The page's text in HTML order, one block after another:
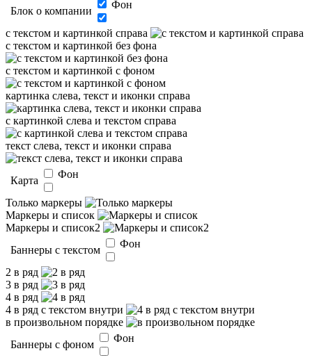
Блок о компании
Фон
с текстом и картинкой справа
с текстом и картинкой без фона
с текстом и картинкой с фоном
картинка слева, текст и иконки справа
с картинкой слева и текстом справа
текст слева, текст и иконки справа
Карта
Фон
Только маркеры
Маркеры и список
Маркеры и список2
Баннеры с текстом
Фон
2 в ряд
3 в ряд
4 в ряд
4 в ряд с текстом внутри
в произвольном порядке
Баннеры с фоном
Фон